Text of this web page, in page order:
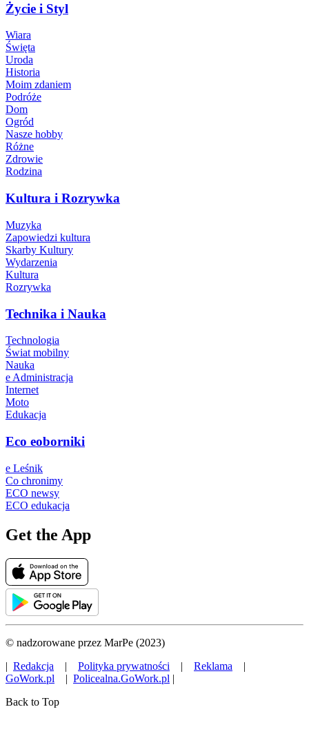
Życie i Styl
Wiara
Święta
Uroda
Historia
Moim zdaniem
Podróże
Dom
Ogród
Nasze hobby
Różne
Zdrowie
Rodzina
Kultura i Rozrywka
Muzyka
Zapowiedzi kultura
Skarby Kultury
Wydarzenia
Kultura
Rozrywka
Technika i Nauka
Technologia
Świat mobilny
Nauka
e Administracja
Internet
Moto
Edukacja
Eco eoborniki
e Leśnik
Co chronimy
ECO newsy
ECO edukacja
Get the App
© nadzorowane przez MarPe (2023)
| Redakcja | Polityka prywatności | Reklama |
GoWork.pl | Policealna.GoWork.pl |
Back to Top